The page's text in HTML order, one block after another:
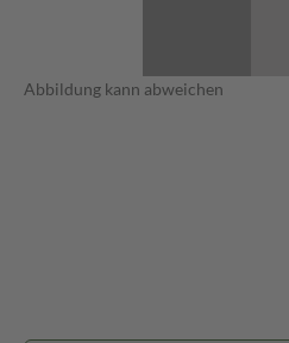
Abbildung kann abweichen